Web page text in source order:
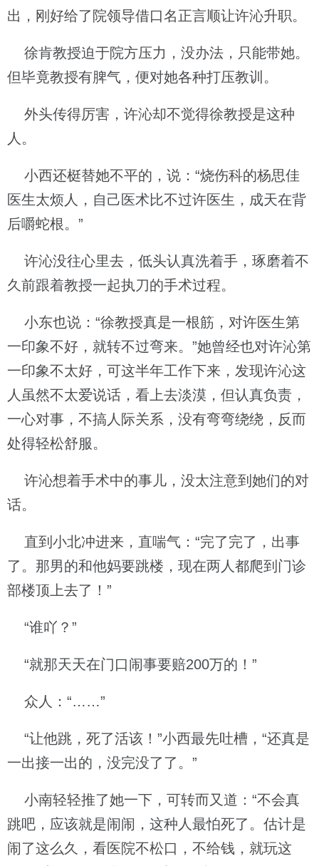
出，刚好给了院领导借口名正言顺让许沁升职。
徐肯教授迫于院方压力，没办法，只能带她。
但毕竟教授有脾气，便对她各种打压教训。
外头传得厉害，许沁却不觉得徐教授是这种
人。
小西还梃替她不平的，说：“烧伤科的杨思佳
医生太烦人，自己医术比不过许医生，成天在背
后嚼蛇根。”
许沁没往心里去，低头认真洗着手，琢磨着不
久前跟着教授一起执刀的手术过程。
小东也说：“徐教授真是一根筋，对许医生第
一印象不好，就转不过弯来。”她曾经也对许沁第
一印象不太好，可这半年工作下来，发现许沁这
人虽然不太爱说话，看上去淡漠，但认真负责，
一心对事，不搞人际关系，没有弯弯绕绕，反而
处得轻松舒服。
许沁想着手术中的事儿，没太注意到她们的对
话。
直到小北冲进来，直喘气：“完了完了，出事
了。那男的和他妈要跳楼，现在两人都爬到门诊
部楼顶上去了！”
“谁吖？”
“就那天天在门口闹事要赔200万的！”
众人：“……”
“让他跳，死了活该！”小西最先吐槽，“还真是
一出接一出的，没完没了了。”
小南轻轻推了她一下，可转而又道：“不会真
跳吧，应该就是闹闹，这种人最怕死了。估计是
闹了这么久，看医院不松口，不给钱，就玩这